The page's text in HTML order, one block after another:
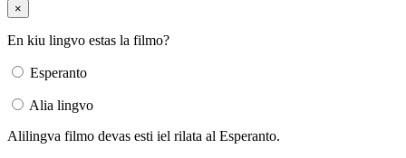
×
En kiu lingvo estas la filmo?
Esperanto
Alia lingvo
Alilingva filmo devas esti iel rilata al Esperanto.